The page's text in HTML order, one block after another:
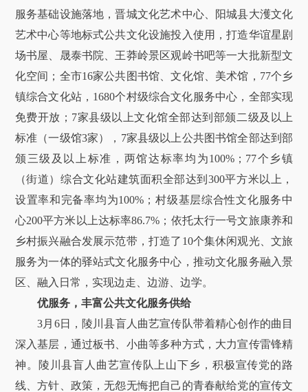
服务基础设施落地，晋城文化艺术中心、阳城县大濩文化
艺术中心等地标式公共文化设施投入使用，打造华谊星剧
场书屋、晟泰书院、王莽岭景区观岭书吧等一大批新型文
化空间；全市16家公共图书馆、文化馆、美术馆，77个乡
镇综合文化站，1680个村级综合文化服务中心，全部实现
免费开放；7家县级以上文化馆全部达到部颁二级及以上
标准（一级馆3家），7家县级以上公共图书馆全部达到部
颁三级及以上标准，两馆达标率均为100%；77个乡镇
（街道）综合文化站建筑面积全部达到300平方米以上，
设置率和完备率均为100%；村级基层综合性文化服务中
心200平方米以上达标率86.7%；依托太行一号文旅康养和
乡村振兴融合发展示范带，打造了10个集休闲观光、文旅
服务为一体的驿站式文化服务中心，推动文化服务融入景
区、融入日常，实现边走、边游、边学。
优服务，丰富公共文化服务供给
3月6日，陵川县盲人曲艺宣传队带着精心创作的曲目
深入基层，通过板书、小曲等多种方式，大力宣传雷锋精
神。陵川县盲人曲艺宣传队上山下乡，积极宣传党的路
线、方针、政策，无怨无悔把自己的青春献给党的宣传文